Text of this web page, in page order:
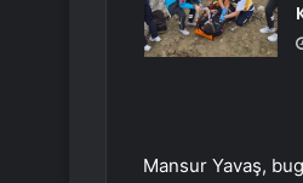
Mansur Yavaş,